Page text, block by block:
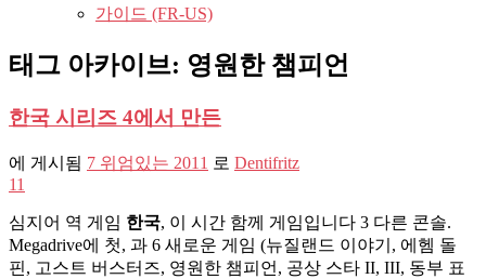
가이드 (FR-US)
태그 아카이브: 영원한 챔피언
한국 시리즈 4에서 만든
에 게시됨 7 위엄있는 2011 로 Dentifritz
11
심지어 역 게임 한국, 이 시간 함께 게임입니다 3 다른 콘솔.
Megadrive에 첫, 과 6 새로운 게임 (뉴질랜드 이야기, 에헴 돌
핀, 고스트 ​​버스터즈, 영원한 챔피언, 공상 스타 II, III, 동부 표